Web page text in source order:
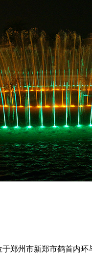
郑州市新郑市鹤首内环